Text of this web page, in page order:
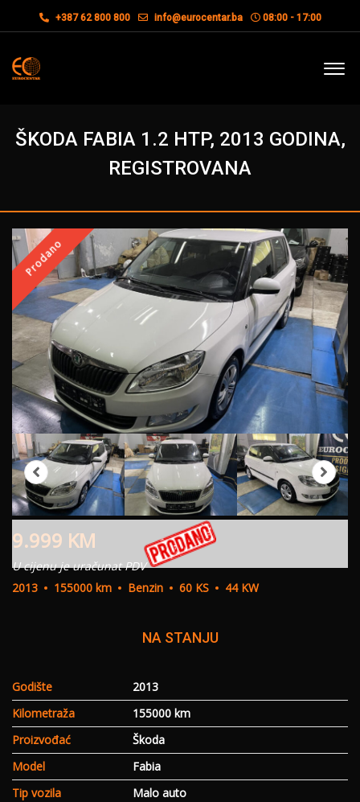
+387 62 800 800 info@eurocentar.ba 08:00 - 17:00
ŠKODA FABIA 1.2 HTP, 2013 GODINA,
REGISTROVANA
Prodano
9.999 KM
U cijenu je uračunat PDV
2013
155000 km Benzin 60 KS 44 KW
NA STANJU
Godište
2013
Kilometraža
155000 km
Proizvođać
Škoda
Model
Fabia
Tip vozila
Malo auto